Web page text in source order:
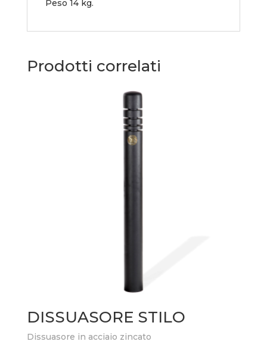
Peso 14 kg.
Prodotti correlati
DISSUASORE STILO
Dissuasore in acciaio zincato